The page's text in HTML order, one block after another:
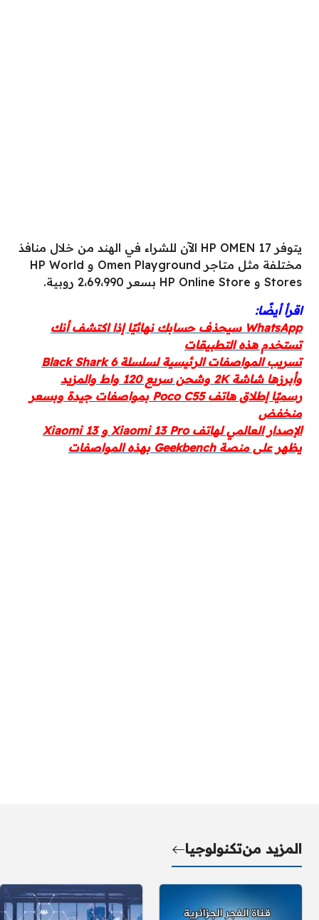
يتوفر HP OMEN 17 الآن للشراء في الهند من خلال منافذ
مختلفة مثل متاجر Omen Playground و HP World
Stores و HP Online Store بسعر 2،69،990 روبية.
اقرأ أيضًا:
WhatsApp سيحذف حسابك نهائيًا إذا اكتشف أنك
تستخدم هذه التطبيقات
تسريب المواصفات الرئيسية لسلسلة Black Shark 6
وأبرزها شاشة 2K وشحن سريع 120 واط والمزيد
رسميًا إطلاق هاتف Poco C55 بمواصفات جيدة وبسعر
منخفض
الإصدار العالمي لهاتف Xiaomi 13 Pro و Xiaomi 13
يظهر على منصة Geekbench بهذه المواصفات
المزيد منتكنولوجيا